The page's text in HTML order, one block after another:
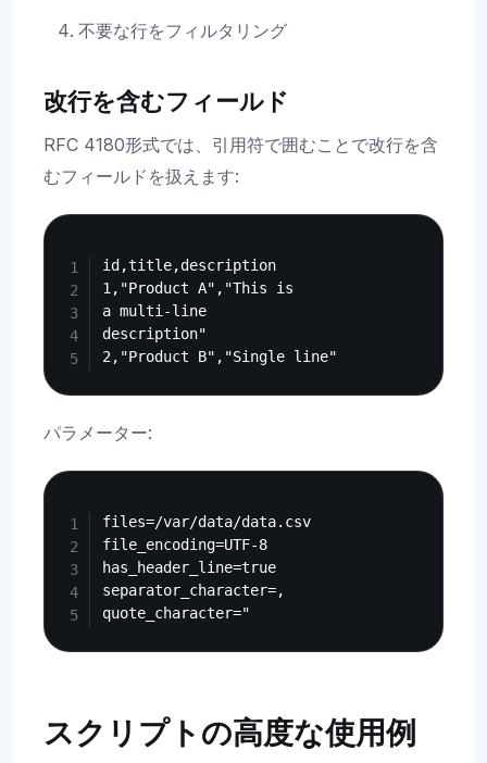
不要な行をフィルタリング
改行を含むフィールド
RFC 4180形式では、引用符で囲むことで改行を含
むフィールドを扱えます:
id,title,description
1,"Product A","This is
a multi-line
description"
パラメーター:
files=/var/data/data.csv
file_encoding=UTF-8
has_header_line=true
separator_character=,
スクリプトの高度な使用例